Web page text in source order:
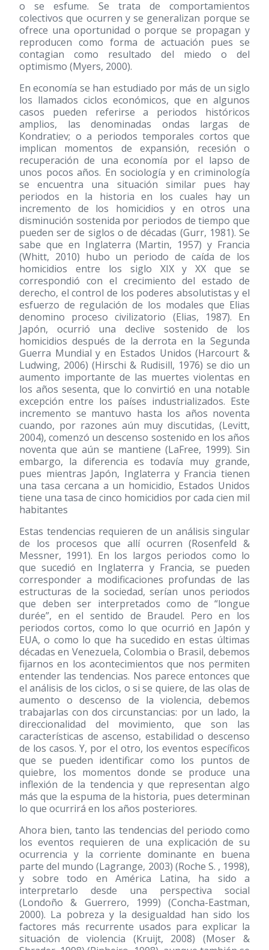
o se esfume. Se trata de comportamientos
colectivos que ocurren y se generalizan porque se
ofrece una oportunidad o porque se propagan y
reproducen como forma de actuación pues se
contagian como resultado del miedo o del
optimismo (Myers, 2000).
En economía se han estudiado por más de un siglo
los llamados ciclos económicos, que en algunos
casos pueden referirse a periodos históricos
amplios, las denominadas ondas largas de
Kondratiev; o a periodos temporales cortos que
implican momentos de expansión, recesión o
recuperación de una economía por el lapso de
unos pocos años. En sociología y en criminología
se encuentra una situación similar pues hay
periodos en la historia en los cuales hay un
incremento de los homicidios y en otros una
disminución sostenida por periodos de tiempo que
pueden ser de siglos o de décadas (Gurr, 1981). Se
sabe que en Inglaterra (Martin, 1957) y Francia
(Whitt, 2010) hubo un periodo de caída de los
homicidios entre los siglo XIX y XX que se
correspondió con el crecimiento del estado de
derecho, el control de los poderes absolutistas y el
esfuerzo de regulación de los modales que Elias
denomino proceso civilizatorio (Elias, 1987). En
Japón, ocurrió una declive sostenido de los
homicidios después de la derrota en la Segunda
Guerra Mundial y en Estados Unidos (Harcourt &
Ludwing, 2006) (Hirschi & Rudisill, 1976) se dio un
aumento importante de las muertes violentas en
los años sesenta, que lo convirtió en una notable
excepción entre los países industrializados. Este
incremento se mantuvo hasta los años noventa
cuando, por razones aún muy discutidas, (Levitt,
2004), comenzó un descenso sostenido en los años
noventa que aún se mantiene (LaFree, 1999). Sin
embargo, la diferencia es todavía muy grande,
pues mientras Japón, Inglaterra y Francia tienen
una tasa cercana a un homicidio, Estados Unidos
tiene una tasa de cinco homicidios por cada cien mil
habitantes
Estas tendencias requieren de un análisis singular
de los procesos que allí ocurren (Rosenfeld &
Messner, 1991). En los largos periodos como lo
que sucedió en Inglaterra y Francia, se pueden
corresponder a modificaciones profundas de las
estructuras de la sociedad, serían unos periodos
que deben ser interpretados como de “longue
durée”, en el sentido de Braudel. Pero en los
periodos cortos, como lo que ocurrió en Japón y
EUA, o como lo que ha sucedido en estas últimas
décadas en Venezuela, Colombia o Brasil, debemos
fijarnos en los acontecimientos que nos permiten
entender las tendencias. Nos parece entonces que
el análisis de los ciclos, o si se quiere, de las olas de
aumento o descenso de la violencia, debemos
trabajarlas con dos circunstancias: por un lado, la
direccionalidad del movimiento, que son las
características de ascenso, estabilidad o descenso
de los casos. Y, por el otro, los eventos específicos
que se pueden identificar como los puntos de
quiebre, los momentos donde se produce una
inflexión de la tendencia y que representan algo
más que la espuma de la historia, pues determinan
lo que ocurrirá en los años posteriores.
Ahora bien, tanto las tendencias del periodo como
los eventos requieren de una explicación de su
ocurrencia y la corriente dominante en buena
parte del mundo (Lagrange, 2003) (Roche S. , 1998),
y sobre todo en América Latina, ha sido a
interpretarlo desde una perspectiva social
(Londoño & Guerrero, 1999) (Concha-Eastman,
2000). La pobreza y la desigualdad han sido los
factores más recurrente usados para explicar la
situación de violencia (Kruijt, 2008) (Moser &